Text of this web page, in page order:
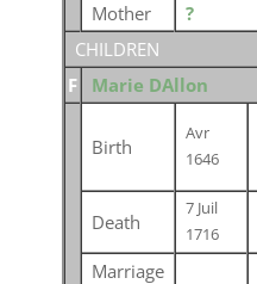
Mother
?
CHILDREN
F
Marie DAllon
Birth
Avr
1646
Death
7 Juil
1716
Marriage